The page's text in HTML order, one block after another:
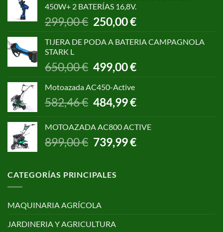
1.055,00 €.
450W+ 2 BATERÍAS 16,8V.
299,00€ El
precio
original
299,00 €.
250,00€El
actual
250,00 €.
TIJERA DE PODA A BATERIA CAMPAGNOLA
STARK L
650,00€
El
precio
original
650,00 €.
499,00€El
499,00 €.
Motoazada AC450-Active
582,46€
El
precio
era:
582,46 €.
484,99€El
es:
484,99 €.
MOTOAZADA AC800 ACTIVE
899,00€ El
precio
era:
739,99€El
CATEGORÍAS PRINCIPALES
MAQUINARIA AGRÍCOLA
JARDINERIA Y AGRICULTURA